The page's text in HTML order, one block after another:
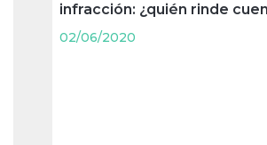
infracción: ¿quién rinde
02/06/2020